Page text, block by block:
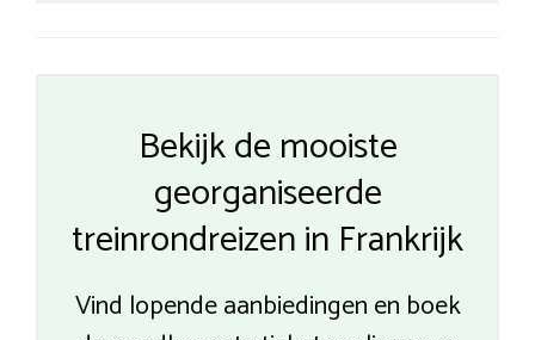
Bekijk de mooiste
georganiseerde
treinrondreizen in Frankrijk
Vind lopende aanbiedingen en boek